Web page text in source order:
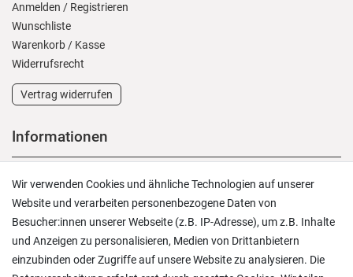
Anmelden / Registrieren
Wunschliste
Warenkorb / Kasse
Widerrufs­recht
Vertrag widerrufen
Informationen
Versand und Zahlung
Rücksendungen
Lieferung in die Schweiz
Pflegesymbole
Lagerverkauf
Ratgeber & News
Wir verwenden Cookies und ähnliche Technologien auf unserer
Website und verarbeiten personenbezogene Daten von
Besucher:innen unserer Webseite (z.B. IP-Adresse), um z.B. Inhalte
und Anzeigen zu personalisieren, Medien von Drittanbietern
einzubinden oder Zugriffe auf unsere Website zu analysieren. Die